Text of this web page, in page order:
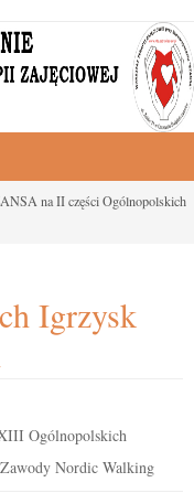
na II części Ogólnopolskich
Igrzysk
Ogólnopolskich
Zawody Nordic Walking